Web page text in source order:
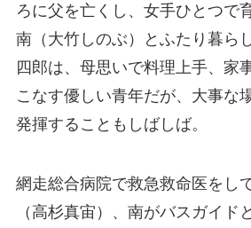
ろに父を亡くし、女手ひとつで
南（大竹しのぶ）とふたり暮ら
四郎は、母思いで料理上手、家
こなす優しい青年だが、大事な
発揮することもしばしば。
網走総合病院で救急救命医をし
（高杉真宙）、南がバスガイド